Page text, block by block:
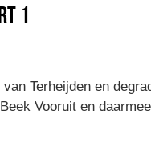
1
Terheijden en
Vooruit en